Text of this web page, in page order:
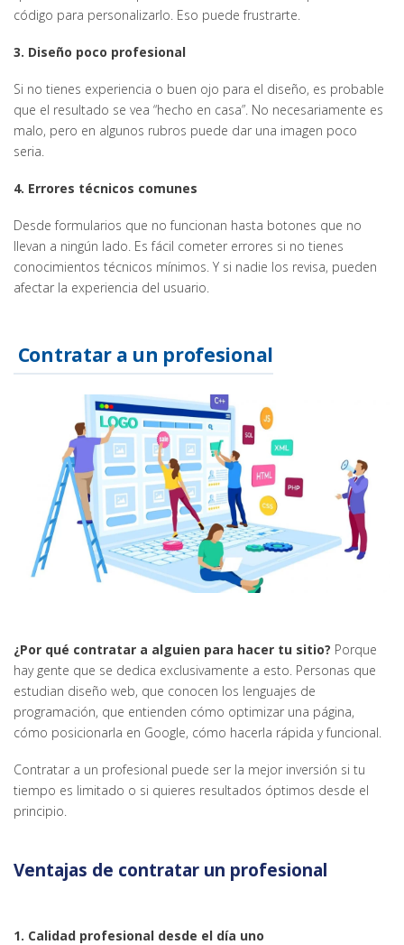
código para personalizarlo. Eso puede frustrarte.
3. Diseño poco profesional
Si no tienes experiencia o buen ojo para el diseño, es probable
que el resultado se vea “hecho en casa”. No necesariamente es
malo, pero en algunos rubros puede dar una imagen poco
seria.
4. Errores técnicos comunes
Desde formularios que no funcionan hasta botones que no
llevan a ningún lado. Es fácil cometer errores si no tienes
conocimientos técnicos mínimos. Y si nadie los revisa, pueden
afectar la experiencia del usuario.
Contratar a un profesional
¿Por qué contratar a alguien para hacer tu sitio? Porque
hay gente que se dedica exclusivamente a esto. Personas que
estudian diseño web, que conocen los lenguajes de
programación, que entienden cómo optimizar una página,
cómo posicionarla en Google, cómo hacerla rápida y funcional.
Contratar a un profesional puede ser la mejor inversión si tu
tiempo es limitado o si quieres resultados óptimos desde el
principio.
Ventajas de contratar un profesional
1. Calidad profesional desde el día uno